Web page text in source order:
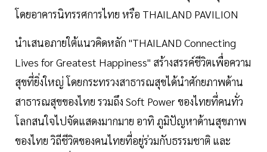
โดยอาคารนิทรรศการไทย หรือ THAILAND PAVILION
นำเสนอภายใต้แนวคิดหลัก "THAILAND Connecting
Lives for Greatest Happiness" สร้างสรรค์ชีวิตเพื่อความ
สุขที่ยิ่งใหญ่ โดยกระทรวงสาธารณสุขได้นำศักยภาพด้าน
สาธารณสุขของไทย รวมถึง Soft Power ของไทยที่คนทั่ว
โลกสนใจไปจัดแสดงมากมาย อาทิ ภูมิปัญหาด้านสุขภาพ
ของไทย วิถีชีวิตของคนไทยที่อยู่ร่วมกับธรรมชาติ และ